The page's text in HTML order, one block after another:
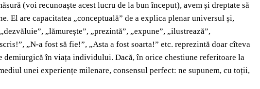
(voi recunoaște acest lucru de la bun început), avem și dreptate să
El are capacitatea „conceptuală” de a explica plenar universul și,
„lămurește”, „prezintă”, „expune”, „ilustrează”,
„N-a fost să fie!”, „Asta a fost soarta!” etc. reprezintă doar cîteva
în viața individului. Dacă, în orice chestiune referitoare la
unei experiențe milenare, consensul perfect: ne supunem, cu toții,